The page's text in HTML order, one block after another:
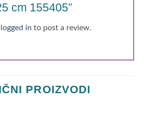
cm 155405”
logged in to post a review.
PROIZVODI